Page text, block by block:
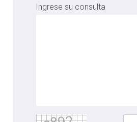
Ingrese su consulta